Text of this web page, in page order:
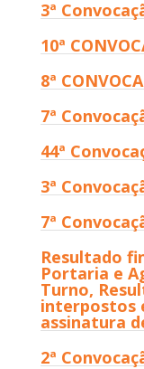
3ª
10ª
8ª
7ª
44ª
3ª
7ª
Resultado
Portaria e
Turno,
interpostos
assinatura
2ª